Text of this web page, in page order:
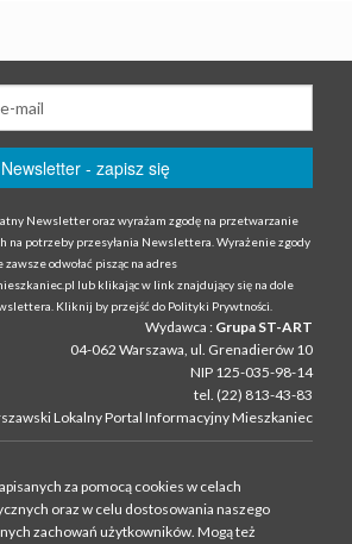
Newsletter oraz wyrażam zgodę na przetwarzanie
na potrzeby przesyłania Newslettera. Wyrażenie zgody
odwołać pisząc na adres
lub klikając w link znajdujący się na dole
Kliknij by przejść do Polityki Prywtności.
Wydawca : Grupa ST-ART
04-062 Warszawa, ul. Grenadierów 10
NIP 125-035-98-14
tel. (22) 813-43-83
Lokalny Portal Informacyjny Mieszkaniec
za pomocą cookies w celach
oraz w celu dostosowania naszego
zachowań użytkowni­ków. Mogą też